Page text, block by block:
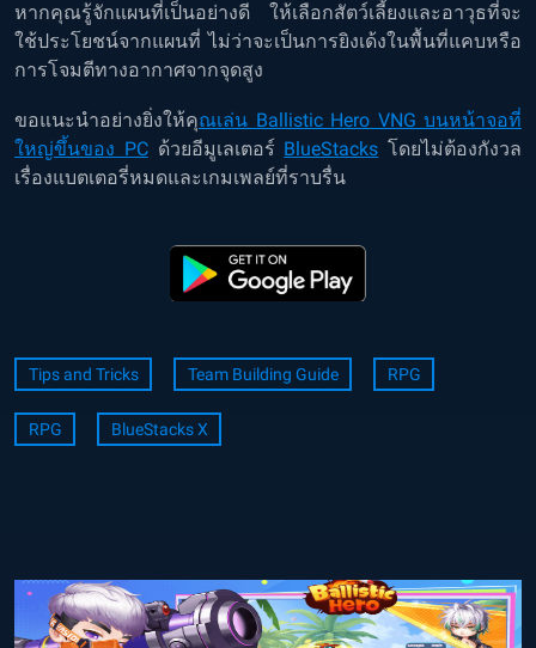
หากคุณรู้จักแผนที่เป็นอย่างดี ให้เลือกสัตว์เลี้ยงและอาวุธที่จะ
ใช้ประโยชน์จากแผนที่ ไม่ว่าจะเป็นการยิงเด้งในพื้นที่แคบหรือ
การโจมตีทางอากาศจากจุดสูง
ขอแนะนำอย่างยิ่งให้คุณเล่น Ballistic Hero VNG บนหน้าจอที่
ใหญ่ขึ้นของ PCด้วยอีมูเลเตอร์ BlueStacks โดยไม่ต้องกังวล
เรื่องแบตเตอรี่หมดและเกมเพลย์ที่ราบรื่น
Tips and Tricks Team Building Guide RPG
RPG BlueStacks X